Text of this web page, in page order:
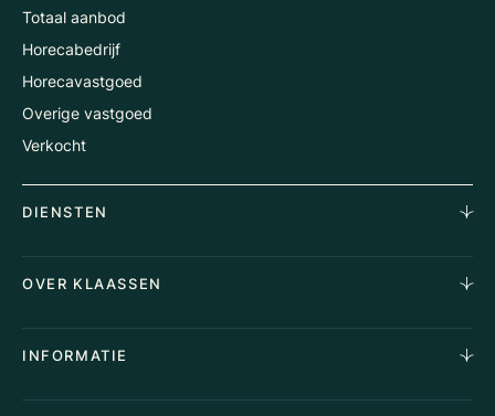
Totaal aanbod
Horecabedrijf
Horecavastgoed
Overige vastgoed
Verkocht
DIENSTEN
Aankoopopdracht
Stille verkoop
Taxaties
OVER KLAASSEN
Waarom Klaassen
INFORMATIE